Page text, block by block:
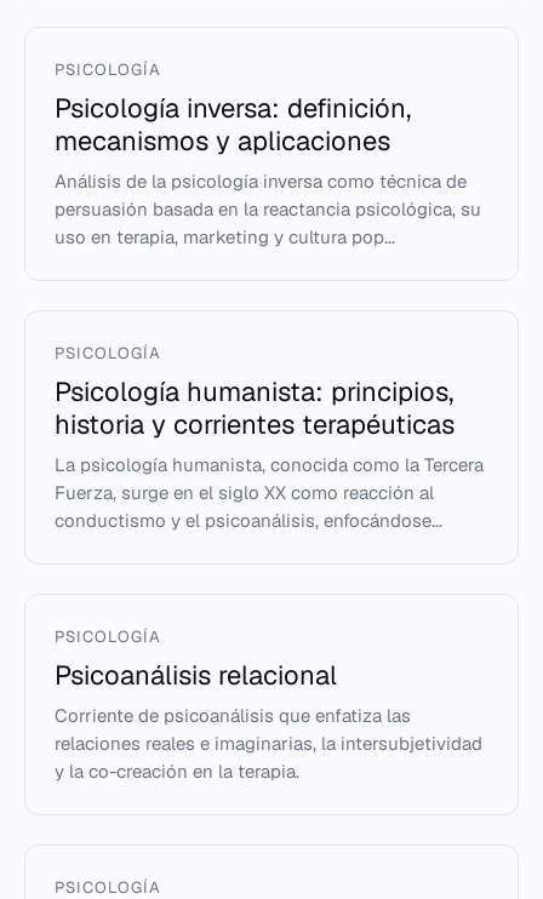
PSICOLOGÍA
Psicología inversa: definición,
mecanismos y aplicaciones
Análisis de la psicología inversa como técnica de
persuasión basada en la reactancia psicológica, su
uso en terapia, marketing y cultura pop...
PSICOLOGÍA
Psicología humanista: principios,
historia y corrientes terapéuticas
La psicología humanista, conocida como la Tercera
Fuerza, surge en el siglo XX como reacción al
conductismo y el psicoanálisis, enfocándose...
PSICOLOGÍA
Psicoanálisis relacional
Corriente de psicoanálisis que enfatiza las
relaciones reales e imaginarias, la intersubjetividad
y la co-creación en la terapia.
PSICOLOGÍA